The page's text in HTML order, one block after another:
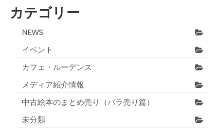
カテゴリー
NEWS
イベント
カフェ・ルーデンス
メディア紹介情報
中古絵本のまとめ売り（バラ売り篇）
未分類